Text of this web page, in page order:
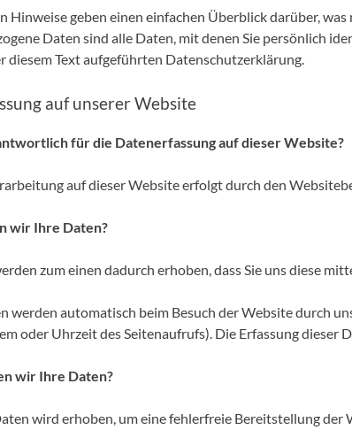
Hinweise geben einen einfachen Überblick darüber,
Daten sind alle Daten, mit denen Sie persönlich
diesem Text aufgeführten Datenschutzerklärung.
auf unserer Website
für die Datenerfassung auf dieser Website?
auf dieser Website erfolgt durch den
wir Ihre Daten?
zum einen dadurch erhoben, dass Sie uns diese
werden automatisch beim Besuch der Website durch
oder Uhrzeit des Seitenaufrufs). Die Erfassung
wir Ihre Daten?
wird erhoben, um eine fehlerfreie Bereitstellung